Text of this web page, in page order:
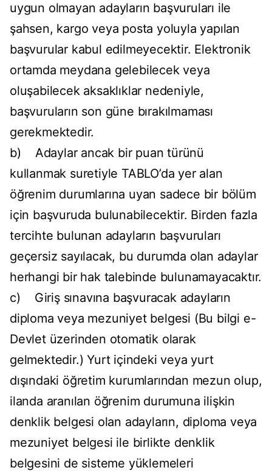
uygun olmayan adayların başvuruları ile
şahsen, kargo veya posta yoluyla yapılan
başvurular kabul edilmeyecektir. Elektronik
ortamda meydana gelebilecek veya
oluşabilecek aksaklıklar nedeniyle,
başvuruların son güne bırakılmaması
gerekmektedir.
b) Adaylar ancak bir puan türünü
kullanmak suretiyle TABLO’da yer alan
öğrenim durumlarına uyan sadece bir bölüm
için başvuruda bulunabilecektir. Birden fazla
tercihte bulunan adayların başvuruları
geçersiz sayılacak, bu durumda olan adaylar
herhangi bir hak talebinde bulunamayacaktır.
c) Giriş sınavına başvuracak adayların
diploma veya mezuniyet belgesi (Bu bilgi e-
Devlet üzerinden otomatik olarak
gelmektedir.) Yurt içindeki veya yurt
dışındaki öğretim kurumlarından mezun olup,
ilanda aranılan öğrenim durumuna ilişkin
denklik belgesi olan adayların, diploma veya
mezuniyet belgesi ile birlikte denklik
belgesini de sisteme yüklemeleri